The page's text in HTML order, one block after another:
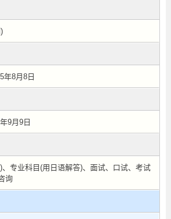
年8月8日
9月9日
专业科目(用日语解答)、面试、口试、考试
询